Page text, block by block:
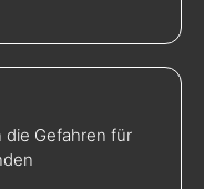
die Gefahren für